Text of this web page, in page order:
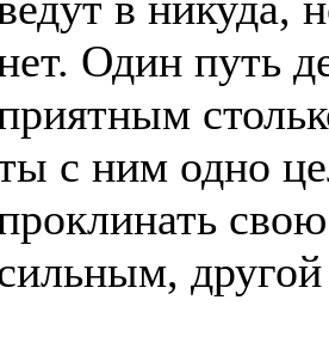
Один путь
с ним одно
другой